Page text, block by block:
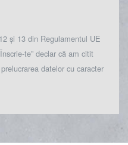
și 13 din Regulamentul UE
te” declar că am citit
datelor cu caracter